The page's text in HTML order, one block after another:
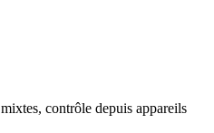
contrôle depuis appareils